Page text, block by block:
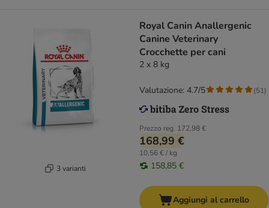
3 varianti
Royal Canin Anallergenic
Canine Veterinary
Crocchette per cani
2 x 8 kg
Prezzo reg. 172,98 €
168,99 €
10,56 € / kg
158,85 €
Valutazione: 4.7/5 (51)
Aggiungi al carrello